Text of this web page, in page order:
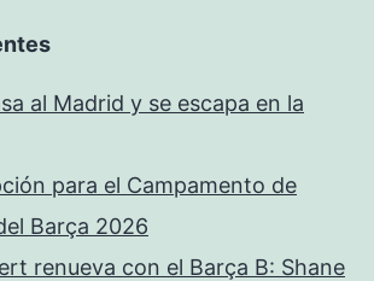
al Madrid y se escapa en la
para el Campamento de
Barça 2026
renueva con el Barça B: Shane